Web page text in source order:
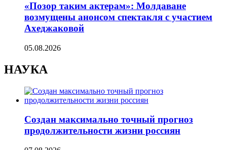
«Позор таким актерам»: Молдаване
возмущены анонсом спектакля с участием
Ахеджаковой
05.08.2026
НАУКА
Создан максимально точный прогноз
продолжительности жизни россиян